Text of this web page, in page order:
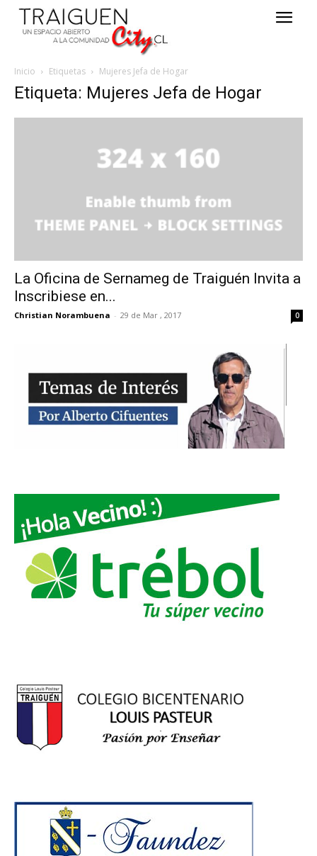
Inicio Etiquetas Mujeres Jefa de Hogar
Etiqueta: Mujeres Jefa de Hogar
La Oficina de Sernameg de Traiguén Invita a
Inscribiese en...
Christian Norambuena - 29 de Mar , 2017 0